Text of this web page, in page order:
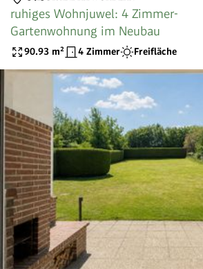
ruhiges Wohnjuwel: 4 Zimmer-
Gartenwohnung im Neubau
90.93 m² 4 Zimmer Freifläche